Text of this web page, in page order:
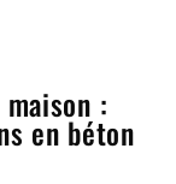
:
en béton